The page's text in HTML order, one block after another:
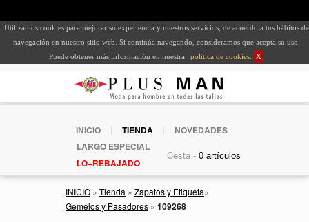
Utilizamos cookies para mejorar su experiencia y nuestros servicios, de acuerdo a tus hábitos de
navegación en nuestro sitio web. Si continúa navegando, consideramos que acepta su uso.
Puede obtener más información en nuestra
política de cookies X
INICIO TIENDA
NOVEDADES
LARGO ESPECIAL
LO+REBAJADO
Cesta -
INICIO » Tienda » Zapatos y Etiqueta»
Gemelos y Pasadores » 109268